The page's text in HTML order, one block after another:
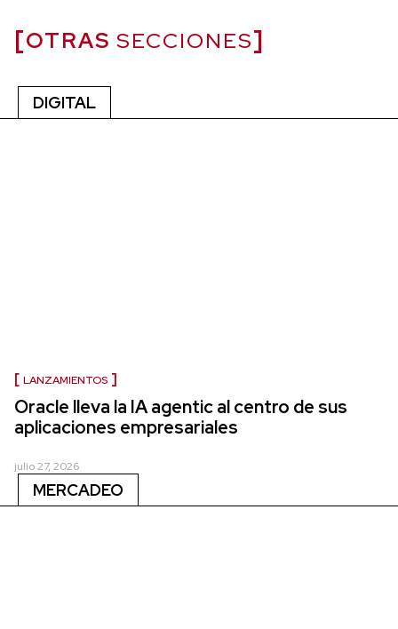
OTRAS SECCIONES
DIGITAL
LANZAMIENTOS
Oracle lleva la IA agentic al centro de sus
aplicaciones empresariales
julio 27, 2026
MERCADEO